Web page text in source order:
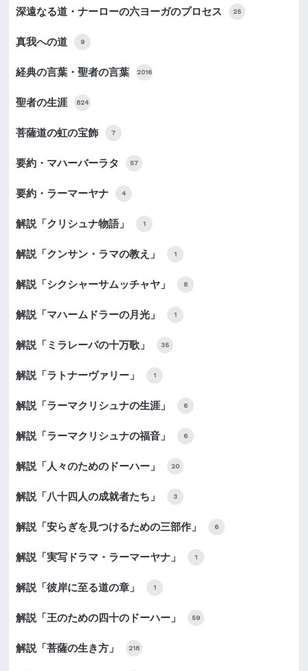
深遠なる道・ナーローの六ヨーガのプロセス 25
真我への道 9
経典の言葉・聖者の言葉 2016
聖者の生涯 824
菩薩道の虹の宝飾 7
要約・マハーバーラタ 57
要約・ラーマーヤナ 4
解説「クリシュナ物語」 1
解説「クンサン・ラマの教え」 1
解説「シクシャーサムッチャヤ」 8
解説「マハームドラーの月光」 1
解説「ミラレーパの十万歌」 35
解説「ラトナーヴァリー」 1
解説「ラーマクリシュナの生涯」 6
解説「ラーマクリシュナの福音」 6
解説「人々のためのドーハー」 20
解説「八十四人の成就者たち」 3
解説「安らぎを見つけるための三部作」 6
解説「実写ドラマ・ラーマーヤナ」 1
解説「彼岸に至る道の章」 1
解説「王のための四十のドーハー」 59
解説「菩薩の生き方」 218